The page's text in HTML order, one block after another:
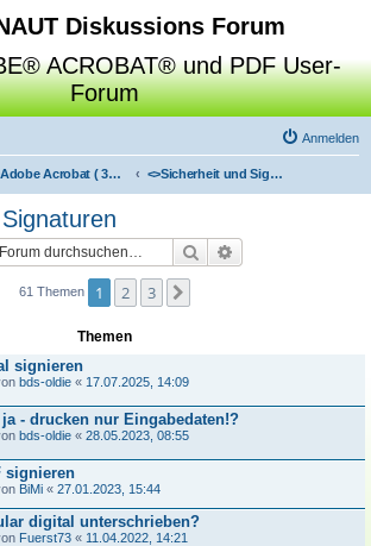
Diskussions Forum
ACROBAT® und PDF User-
Forum
Anmelden
Adobe Acrobat ( 3D / Professional / Standard / Reader / Distiller ) <>Sicherheit und Signaturen
Suche
61 Themen 1 2 3
Themen
signieren
bds-oldie « 17.07.2025, 14:09
- drucken nur Eingabedaten!?
bds-oldie « 28.05.2023, 08:55
signieren
BiMi « 27.01.2023, 15:44
digital unterschrieben?
Fuerst73 « 11.04.2022, 14:21